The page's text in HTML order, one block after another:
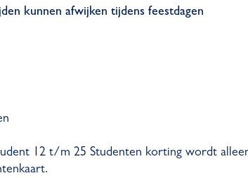
kunnen afwijken tijdens feestdagen
12 t/m 25 Studenten korting wordt